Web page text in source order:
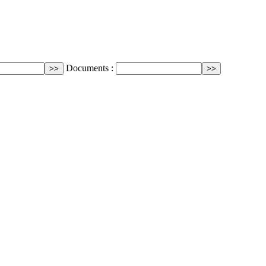
Documents :